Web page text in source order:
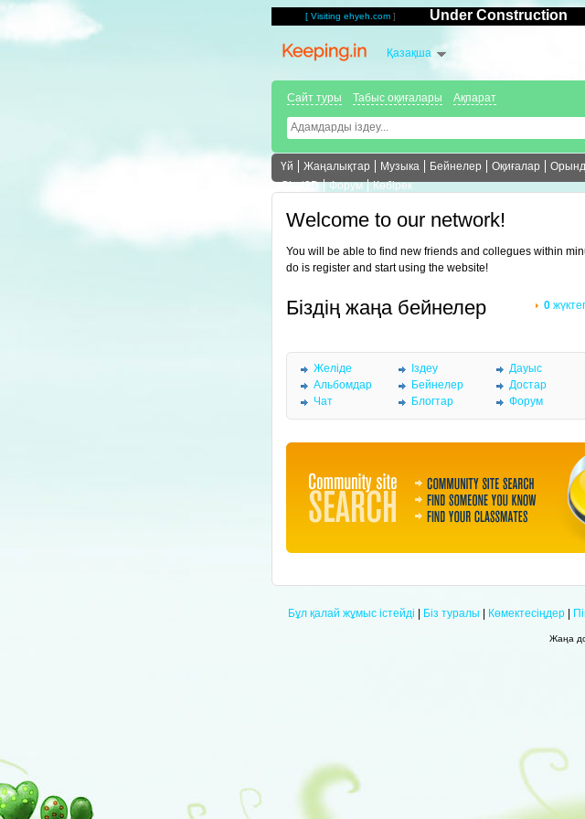
[ Visiting ehyeh.com ] Under Construction
Қазақша
Сайт туры Табыс оқиғалары Ақпарат
Үй Жаңалықтар Музыка Бейнелер Оқиғалар
Chat3D
Форум Көбірек
Welcome to our network!
You will be able to find new friends and collegues within
do is register and start using the website!
Біздің жаңа бейнелер 0
Желіде Іздеу Дауыс
Альбомдар
Бейнелер Достар
Чат
Блогтар Форум
Бұл қалай жұмыс істейді | Біз туралы | Көмектесіңдер|
Жаңа